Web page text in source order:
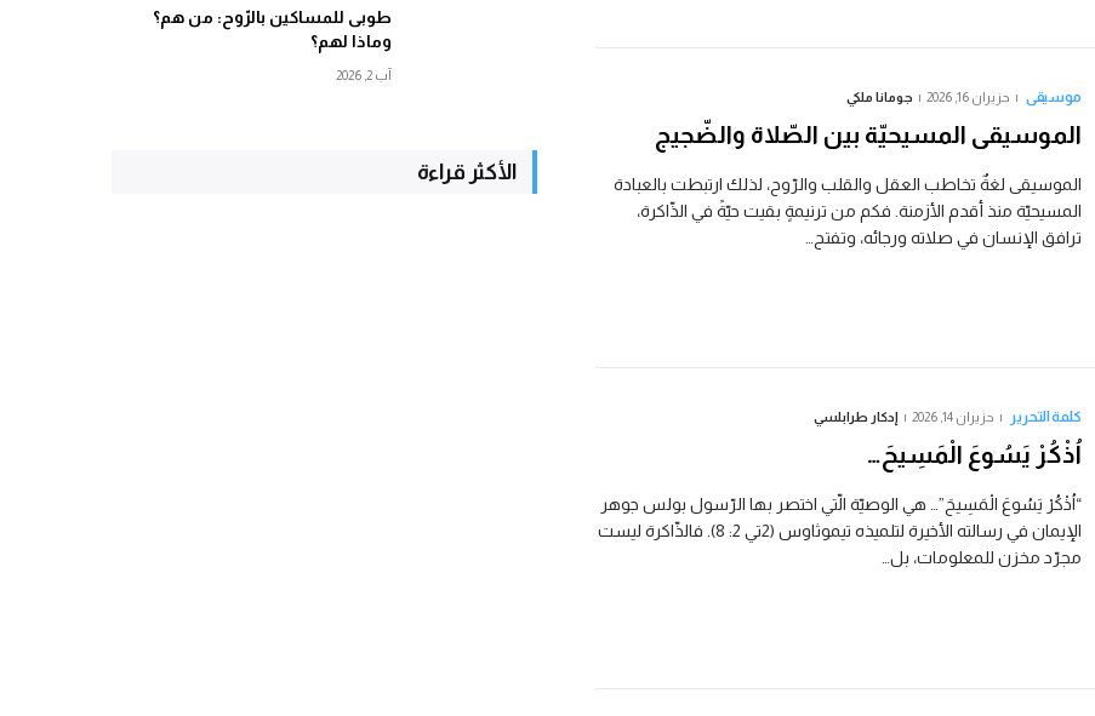
موسيقى حزيران 16, 2026 جومانا ملكي
الموسيقى المسيحيّة بين الصّلاة والضّجيج
الموسيقى لغةٌ تخاطب العقل والقلب والرّوح، لذلك ارتبطت بالعبادة
المسيحيّة منذ أقدم الأزمنة. فكم من ترنيمةٍ بقيت حيّةً في الذّاكرة،
ترافق الإنسان في صلاته ورجائه، وتفتح…
كلمة التحرير حزيران 14, 2026 إدكار طرابلسي
اُذْكُرْ يَسُوعَ الْمَسِيحَ…
“اُذْكُرْ يَسُوعَ الْمَسِيحَ”… هي الوصيّة الّتي اختصر بها الرّسول بولس جوهر
الإيمان في رسالته الأخيرة لتلميذه تيموثاوس (2تي 2: 8). فالذّاكرة ليست
مجرّد مخزن للمعلومات، بل…
طوبى للمساكين بالرّوح: من هم؟
وماذا لهم؟
آب 2, 2026
الأكثر قراءة